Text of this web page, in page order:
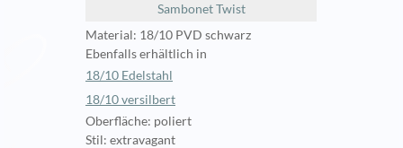
Sambonet Twist
Material: 18/10 PVD schwarz
Ebenfalls erhältlich in
18/10 Edelstahl
18/10 versilbert
Oberfläche: poliert
Stil: extravagant